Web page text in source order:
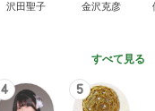
沢田聖子 金沢克彦
すべて見る
4 5